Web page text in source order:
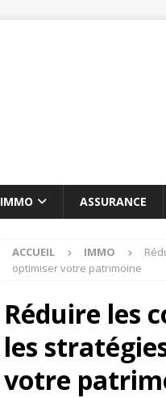
IMMO ASSURANCE
ACCUEIL IMMO
optimiser votre patrimoine
Réduire les
les
votre